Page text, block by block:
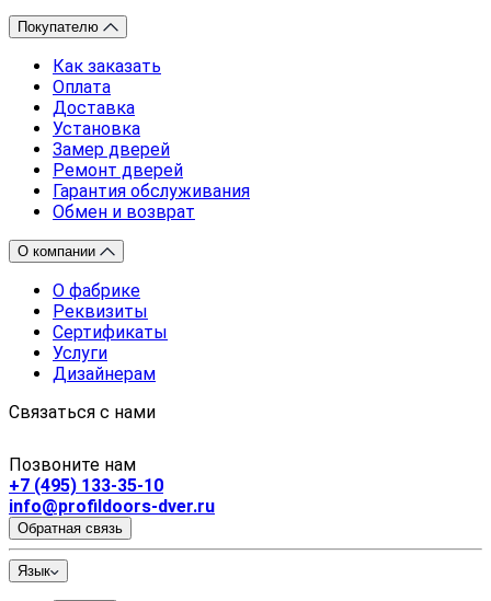
Покупателю
Как заказать
Оплата
Доставка
Установка
Замер дверей
Ремонт дверей
Гарантия обслуживания
Обмен и возврат
О компании
О фабрике
Реквизиты
Сертификаты
Услуги
Дизайнерам
Связаться с нами
Позвоните нам
+7 (495) 133-35-10
info@profildoors-dver.ru
Обратная связь
Язык